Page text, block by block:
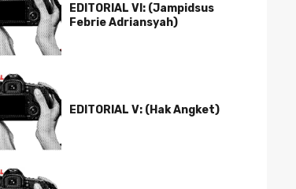
EDITORIAL VI: (Jampidsus
Febrie Adriansyah)
EDITORIAL V: (Hak Angket)